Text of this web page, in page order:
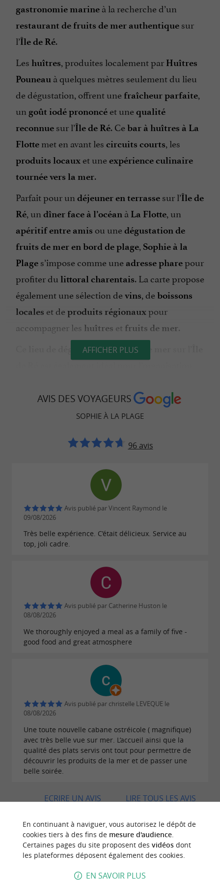
gastronomie marine à la recherche d’un
restaurant de fruits de mer authentique sur
l’Île de Ré.
Les huîtres, produites localement par Huîtres
Pouneau à quelques mètres seulement du lieu
de dégustation, offrent une fraîcheur parfaite,
un goût iodé prononcé et unequalité
reconnue sur l’Île de Ré. Cebar à huîtres à La
Flotte met en avant les circuits courts, les
produits locaux et uneexpérience culinaire
tournée vers la mer.
Parfait pour un déjeuner en terrasse sur l’Île de
Ré, un dîner face à l’océan à La Flotte, un
apéritif entre amis ou unedégustation de
fruits de mer en bord de plage, Sophie à la
Plage s’impose comme une adresse pharepour
profiter du littoral charentais. La carte propose
également une sélection devins, deboissons
locales et de produits régionauxpour
accompagner les huîtres et fruits de mer.
lieu de dégustation en bord de mer
est également idéal pour l’organisation
mariage en bord de mer, séminaire
d’entreprise à La Flotte , réception
, sa vue sur l’océan
en font un
adresse à découvrir sans attendre
huîtres et fruits de mer
de Ré.
AFFICHER PLUS
AVIS DES VOYAGEURS
SOPHIE À LA PLAGE
96 avis
Avis publié par Vincent Raymond le
09/08/2026
Très belle expérience. C’était délicieux. Service au
top, joli cadre.
Avis publié par Catherine Huston le
08/08/2026
We thoroughly enjoyed a meal as a family of five -
good food and great atmosphere
Avis publié par christelle LEVEQUE le
08/08/2026
Une toute nouvelle cabane ostréicole ( magnifique)
avec très belle vue sur mer. L’accueil ainsi que la
qualité des plats servis ont tout pour permettre de
découvrir les produits de la mer et de passer une
belle soirée.
LIRE TOUS LES AVIS
ECRIRE UN AVIS
BALADESÀ PROXIMITÉ
En continuant à naviguer, vous autorisez le dépôt de
cookies tiers à des fins de mesure d'audience.
Certaines pages du site proposent des vidéosdont
les plateformes déposent également des cookies.
EN SAVOIR PLUS